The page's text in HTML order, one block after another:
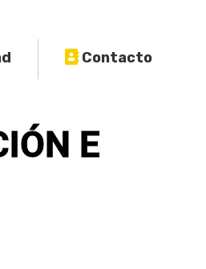
Contacto
E